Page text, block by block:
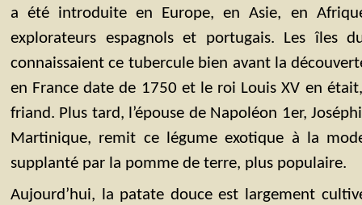
a été introduite en Europe, en Asie, en
explorateurs espagnols et portugais. Les îles
connaissaient ce tubercule bien avant la
en France date de 1750 et le roi Louis XV en
friand. Plus tard, l’épouse de Napoléon 1er,
Martinique, remit ce légume exotique à la
supplanté par la pomme de terre, plus populaire.
Aujourd’hui, la patate douce est largement